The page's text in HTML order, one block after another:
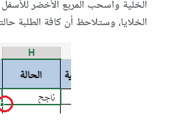
الخلية واسحب المربع الأخضر
الخلايا، وستلاحظ أن كافة الطلبة